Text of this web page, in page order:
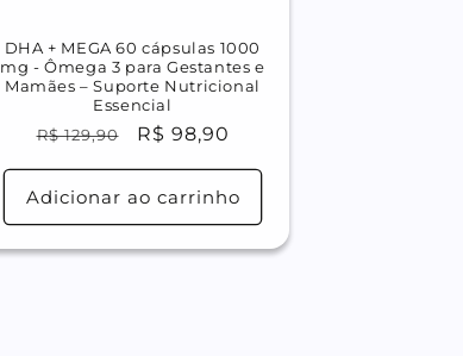
DHA + MEGA 60 cápsulas 1000
mg - Ômega 3 para Gestantes e
Mamães – Suporte Nutricional
Essencial
Preço
normal
R$ 129,90
Preço
promocional
R$ 98,90
Adicionar ao carrinho